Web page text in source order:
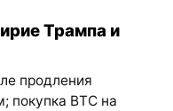
Трампа и
продления
покупка BTC на